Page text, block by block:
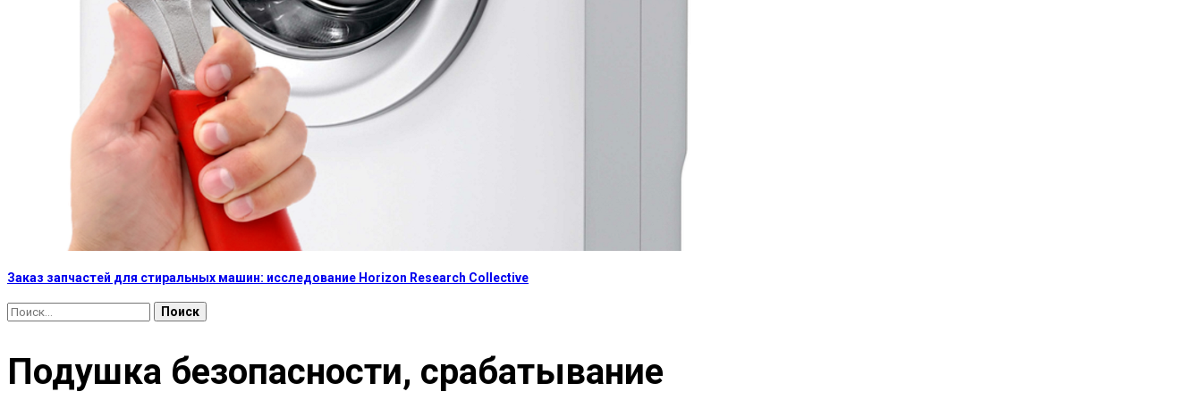
Заказ запчастей для стиральных машин: исследование Horizon Research Collective
Найти:
Подушка безопасности, срабатывание